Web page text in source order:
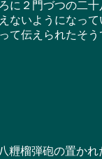
２門づつの二
ないようになっ
て伝えられたそう
糎榴弾砲の置かれ